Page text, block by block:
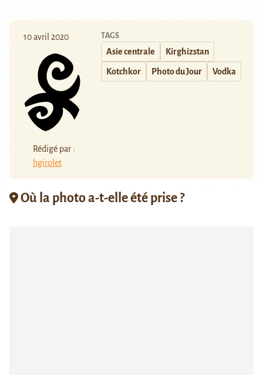
10 avril 2020
Rédigé par :
hgirolet
TAGS
Asie centrale Kirghizstan
Kotchkor Photo du Jour Vodka
Où la photo a-t-elle été prise ?